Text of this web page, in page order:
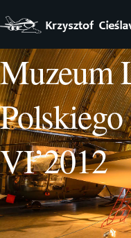
do
treści
Muzeum
VI’2012